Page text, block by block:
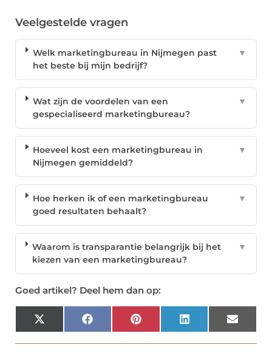
Veelgestelde vragen
Welk marketingbureau in Nijmegen past
het beste bij mijn bedrijf?
▼
Wat zijn de voordelen van een
gespecialiseerd marketingbureau?
▼
Hoeveel kost een marketingbureau in
Nijmegen gemiddeld?
▼
Hoe herken ik of een marketingbureau
goed resultaten behaalt?
▼
Waarom is transparantie belangrijk bij het
kiezen van een marketingbureau?
▼
Goed artikel? Deel hem dan op:
X
(Twitter)
Facebook Pinterest LinkedIn Email